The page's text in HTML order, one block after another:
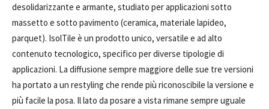
desolidarizzante e armante, studiato per applicazioni sotto
massetto e sotto pavimento (ceramica, materiale lapideo,
parquet). IsolTile è un prodotto unico, versatile e ad alto
contenuto tecnologico, specifico per diverse tipologie di
applicazioni. La diffusione sempre maggiore delle sue tre versioni
ha portato a un restyling che rende più riconoscibile la versione e
più facile la posa. Il lato da posare a vista rimane sempre uguale